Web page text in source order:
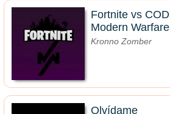
Fortnite vs COD
Modern Warfare
Kronno Zomber
Olvídame